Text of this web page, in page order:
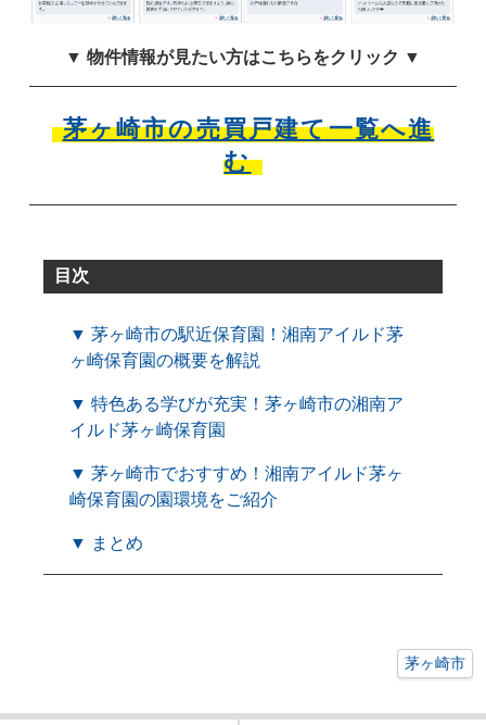
▼ 物件情報が見たい方はこちらをクリック ▼
茅ヶ崎市の売買戸建て一覧へ進
む
目次
▼ 茅ヶ崎市の駅近保育園！湘南アイルド茅
ヶ崎保育園の概要を解説
▼ 特色ある学びが充実！茅ヶ崎市の湘南ア
イルド茅ヶ崎保育園
▼ 茅ヶ崎市でおすすめ！湘南アイルド茅ヶ
崎保育園の園環境をご紹介
▼ まとめ
茅ヶ崎市